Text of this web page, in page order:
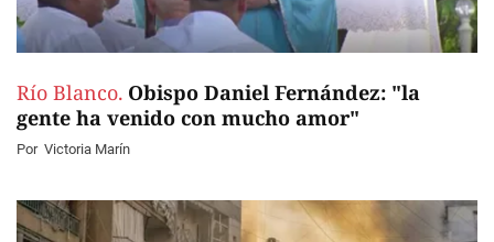
Río Blanco. Obispo Daniel Fernández: "la
gente ha venido con mucho amor"
Por Victoria Marín